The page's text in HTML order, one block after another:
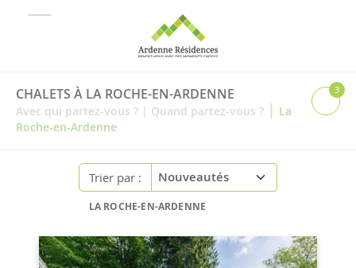
CHALETS À LA ROCHE-EN-ARDENNE
Avec qui partez-vous ? | Quand partez-vous ? | La
Roche-en-Ardenne
3
Trier par :
LA ROCHE-EN-ARDENNE